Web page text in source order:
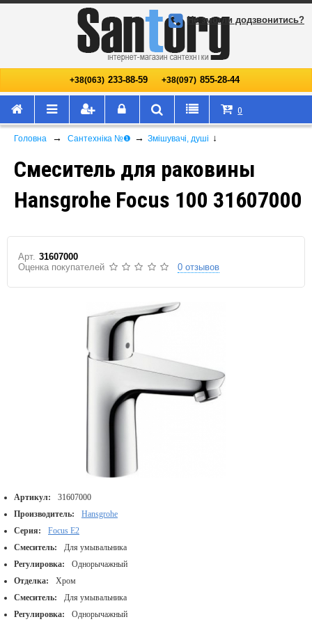
+38(063) 233-88-59 +38(097) 855-28-44
Не змогли додзвонитись?
0
Головна → Сантехніка №❶ → Змішувачі, душі ↓
Смеситель для раковины
Hansgrohe Focus 100 31607000
Арт. 31607000
Оценка покупателей
0 отзывов
Артикул:
31607000
Производитель:
Hansgrohe
Серия:
Focus E2
Смеситель:
Для умывальника
Регулировка:
Однорычажный
Отделка:
Хром
Смеситель:
Для умывальника
Регулировка:
Однорычажный